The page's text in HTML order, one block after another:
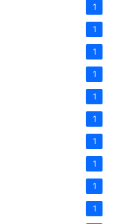
1
1
1
1
1
1
1
1
1
1